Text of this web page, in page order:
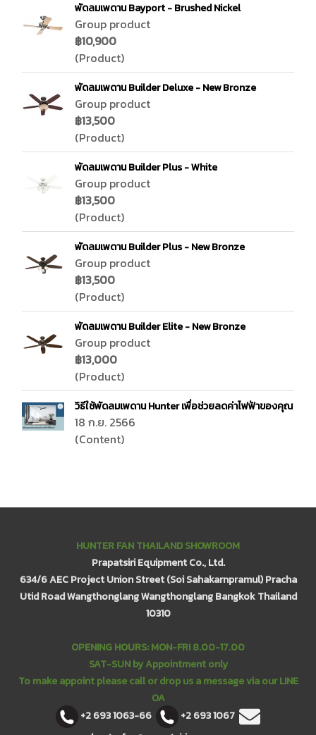
พัดลมเพดาน Bayport - Brushed Nickel
Group product
฿10,900
(Product)
พัดลมเพดาน Builder Deluxe - New Bronze
Group product
฿13,500
(Product)
พัดลมเพดาน Builder Plus - White
Group product
฿13,500
(Product)
พัดลมเพดาน Builder Plus - New Bronze
Group product
฿13,500
(Product)
พัดลมเพดาน Builder Elite - New Bronze
Group product
฿13,000
(Product)
วิธีใช้พัดลมเพดาน Hunter เพื่อช่วยลดค่าไฟฟ้าของคุณ
18 ก.ย. 2566
(Content)
HUNTER FAN THAILAND SHOWROOM
Prapatsiri Equipment Co., Ltd.
634/6 AEC Project Union Street (Soi Sahakarnpramul) Pracha
Utid Road Wangthonglang Wangthonglang Bangkok Thailand
10310
OPENING HOURS: MON-FRI 8.00-17.00
SAT-SUN by Appointment only
To make appoint please call or drop us a message via our LINE
OA
+2 693 1063-66
+2 693 1067